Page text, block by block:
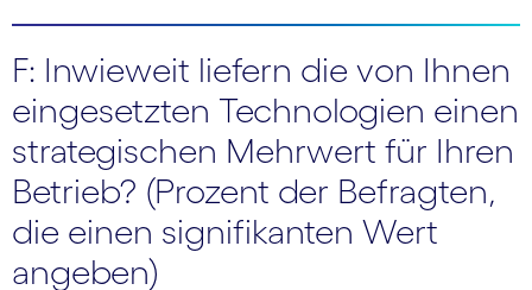
F: Inwieweit liefern die von Ihnen
eingesetzten Technologien einen
strategischen Mehrwert für Ihren
Betrieb? (Prozent der Befragten,
die einen signifikanten Wert
angeben)